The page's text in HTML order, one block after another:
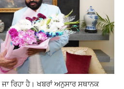
ਰਿਹਾ ਹੈ। ਖਬਰਾਂ ਅਨੁਸਾਰ ਸਥਾਨਕ